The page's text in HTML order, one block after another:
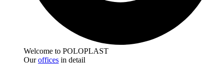
Welcome to POLOPLAST
Ouroffices in detail